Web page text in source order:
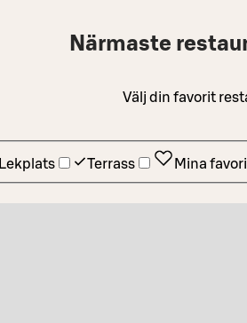
Närmaste
Välj din favorit
Lekplats Terrass Mina